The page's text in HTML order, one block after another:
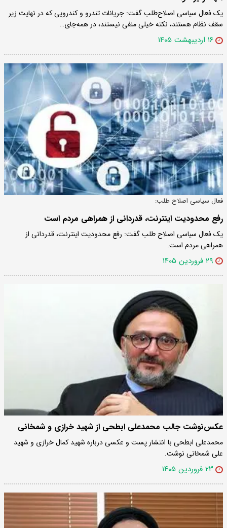
یک فعال سیاسی اصلاح‌طلب گفت: جریانات تندرو و کندرویی که در نهایت زیر
سقف نظام هستند، نکته خیلی منفی نیستند، در همه‌جای…
۱۶ اردیبهشت ۱۴۰۵
فعال سیاسی اصلاح طلب:
رفع محدودیت اینترنت، قدردانی از همراهی مردم است
یک فعال سیاسی اصلاح طلب گفت: رفع محدودیت اینترنت، قدردانی از
همراهی مردم است.
۲۹ فروردین ۱۴۰۵
عکس‌نوشت جالب محمدعلی ابطحی از شهید خرازی و شمخانی
محمدعلی ابطحی با انتشار پست و عکسی درباره شهید کمال خرازی و شهید
علی شمخانی نوشت.
۲۳ فروردین ۱۴۰۵